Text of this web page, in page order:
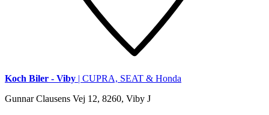
Koch Biler - Viby | CUPRA, SEAT & Honda
Gunnar Clausens Vej 12, 8260, Viby J